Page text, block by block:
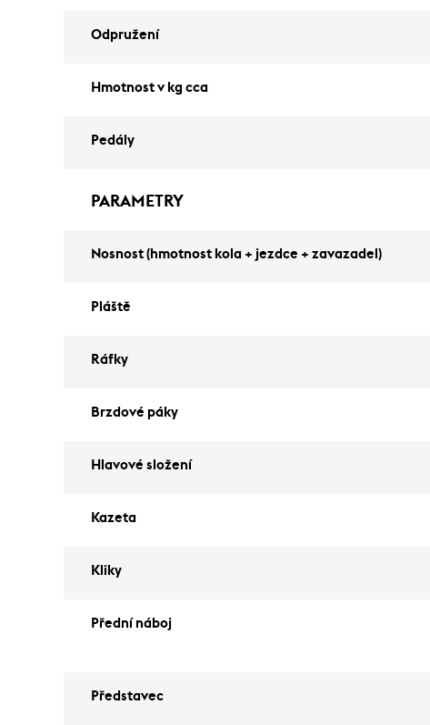
Odpružení
Hmotnost v kg cca
Pedály
PARAMETRY
Nosnost (hmotnost kola + jezdce + zavazadel)
Pláště
Ráfky
Brzdové páky
Hlavové složení
Kazeta
Kliky
Přední náboj
Představec